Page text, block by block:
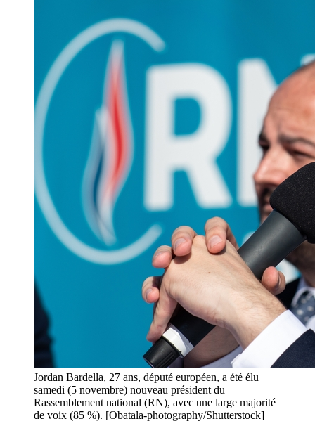
Jordan Bardella, 27 ans, député européen, a été élu
samedi (5 novembre) nouveau président du
Rassemblement national (RN), avec une large majorité
de voix (85 %). [Obatala-photography/Shutterstock]